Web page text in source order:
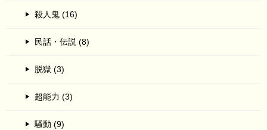
殺人鬼 (16)
民話・伝説 (8)
脱獄 (3)
超能力 (3)
騒動 (9)